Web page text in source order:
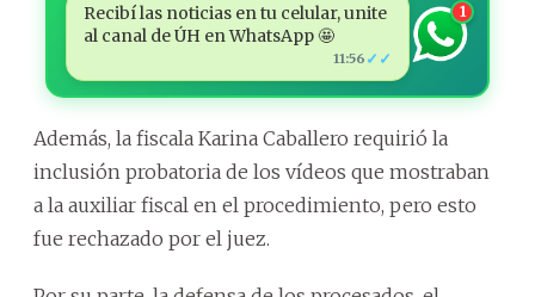
Recibí las noticias en tu celular, unite
al canal de ÚH en WhatsApp 🤩
11:56 ✓✓
1
Además, la fiscala Karina Caballero requirió la
inclusión probatoria de los vídeos que mostraban
a la auxiliar fiscal en el procedimiento, pero esto
fue rechazado por el juez.